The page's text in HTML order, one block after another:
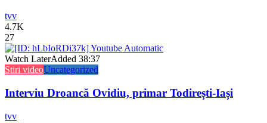
tvv
4.7K
27
Watch LaterAdded 38:37
Stiri videoUncategorized
Interviu Droancă Ovidiu, primar Todirești-Iași
tvv